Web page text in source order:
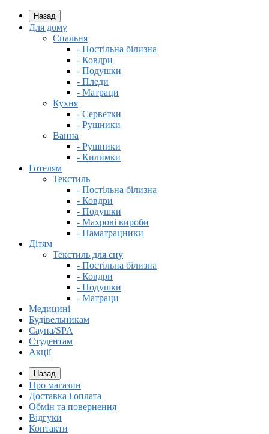
Назад
Для дому
Спальня
- Постільна білизна
- Ковдри
- Подушки
- Пледи
- Матраци
Кухня
- Серветки
- Рушники
Ванна
- Рушники
- Килимки
Готелям
Текстиль
- Постільна білизна
- Ковдри
- Подушки
- Махрові вироби
- Наматрацники
Дітям
Текстиль для сну
- Постільна білизна
- Ковдри
- Подушки
- Матраци
Медицині
Будівельникам
Сауна/SPA
Студентам
Акції
Назад
Про магазин
Доставка і оплата
Обмін та повернення
Відгуки
Контакти